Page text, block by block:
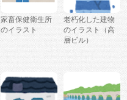
家畜保健衛生所
のイラスト
老朽化した建物
のイラスト（高
層ビル）